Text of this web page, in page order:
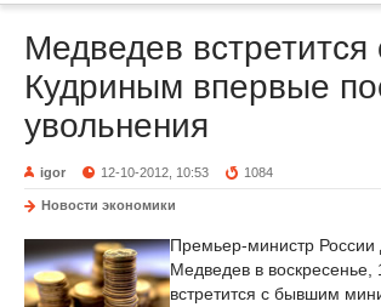
Медведев встретится
Кудриным впервые
увольнения
igor 12-10-2012, 10:53 1084
Новости экономики
Премьер-министр России
Медведев в воскресенье,
встретится с бывшим